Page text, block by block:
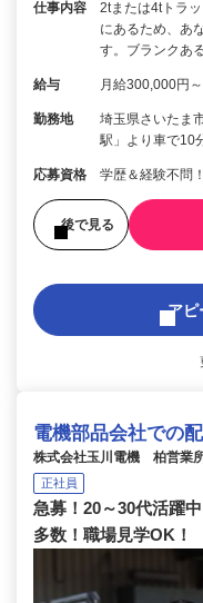
仕事内容
2tまたは4tトラ
にあるため、あ
す。ブランクあ
給与 月給300,000円
勤務地
埼玉県さいたま
駅」より車で10
応募資格 学歴＆経験不問
後で見る
アピ
電機部品会社での
株式会社玉川電機 柏営業
正社員
急募！20～30代活躍
多数！職場見学OK！